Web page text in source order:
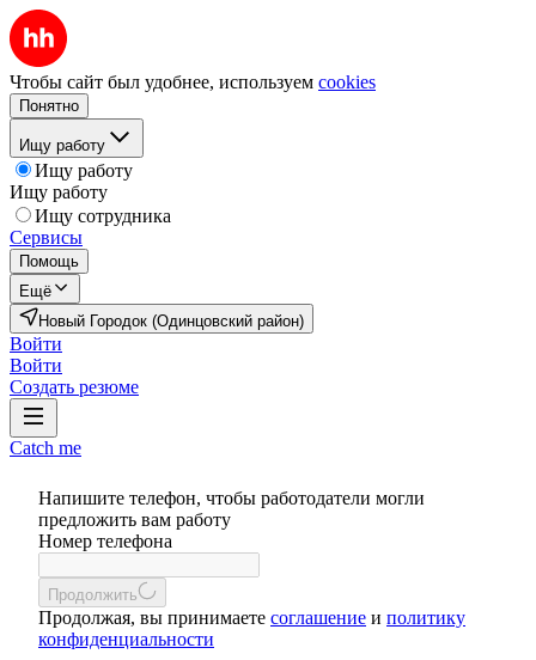
Чтобы сайт был удобнее, используем cookies
Понятно
Ищу работу
Ищу работу
Ищу работу
Ищу сотрудника
Сервисы
Помощь
Ещё
Новый Городок (Одинцовский район)
Войти
Войти
Создать резюме
Catch me
Напишите телефон, чтобы работодатели могли
предложить вам работу
Номер телефона
Продолжить
Продолжая, вы принимаете соглашение и политику
конфиденциальности